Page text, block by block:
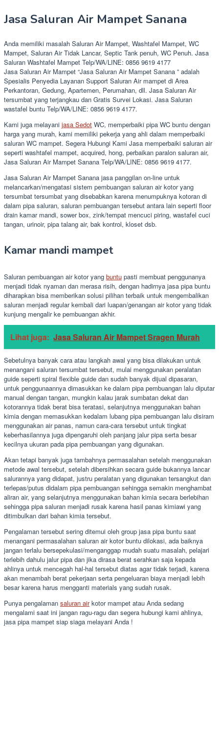
Jasa Saluran Air Mampet Sanana
Anda memiliki masalah Saluran Air Mampet, Washtafel Mampet, WC
Mampet, Saluran Air Tidak Lancar, Septic Tank penuh, WC Penuh. Jasa
Saluran Washtafel Mampet Telp/WA/LINE: 0856 9619 4177
Jasa Saluran Air Mampet “Jasa Saluran Air Mampet Sanana ” adalah
Spesialis Penyedia Layanan Support Saluran Air mampet di Area
Perkantoran, Gedung, Apartemen, Perumahan, dll. Jasa Saluran Air
tersumbat yang terjangkau dan Gratis Survei Lokasi. Jasa Saluran
wastafel buntu Telp/WA/LINE: 0856 9619 4177.
Kami juga melayani jasa Sedot WC, memperbaiki pipa WC buntu dengan
harga yang murah, kami memiliki pekerja yang ahli dalam memperbaiki
saluran WC mampet. Segera Hubungi Kami Jasa memperbaiki saluran air
seperti washtafel mampet, acquired, hong, perbaikan paralon saluran air,
Jasa Saluran Air Mampet Sanana Telp/WA/LINE: 0856 9619 4177.
Jasa Saluran Air Mampet Sanana jasa panggilan on-line untuk
melancarkan/mengatasi sistem pembuangan saluran air kotor yang
tersumbat tersumbat yang disebabkan karena menumpuknya kotoran di
dalam pipa saluran, saluran pembuangan tersebut antara lain seperti floor
drain kamar mandi, sower box, zink/tempat mencuci piring, wastafel cuci
tangan, urinoir, pipa talang air, bak kontrol, kloset dsb.
Kamar mandi mampet
Saluran pembuangan air kotor yang buntu pasti membuat penggunanya
menjadi tidak nyaman dan merasa risih, dengan hadirnya jasa pipa buntu
diharapkan bisa memberikan solusi pilihan terbaik untuk mengembalikan
saluran menjadi regular kembali dari luapan/genangan air kotor yang tidak
kunjung mengalir ke pembuangan akhir.
Lihat juga: Jasa Saluran Air Mampet Sragen Murah
Sebetulnya banyak cara atau langkah awal yang bisa dilakukan untuk
menangani saluran tersumbat tersebut, mulai menggunakan peralatan
guide seperti spiral flexible guide dan sudah banyak dijual dipasaran,
untuk penggunaannya dimasukkan ke dalam pipa pembuangan lalu diputar
manual dengan tangan, mungkin kalau jarak sumbatan dekat dan
kotorannya tidak berat bisa teratasi, selanjutnya menggunakan bahan
kimia dengan memasukkan kedalam lubang pipa pembuangan lalu disiram
menggunakan air panas, namun cara-cara tersebut untuk tingkat
keberhasilannya juga dipengaruhi oleh panjang jalur pipa serta besar
kecilnya ukuran pada pipa pembuangan yang digunakan.
Akan tetapi banyak juga tambahnya permasalahan setelah menggunakan
metode awal tersebut, setelah dibersihkan secara guide bukannya lancar
salurannya yang didapat, justru peralatan yang digunakan tersangkut dan
terlepas/putus didalam pipa pembuangan sehingga semakin menghambat
aliran air, yang selanjutnya menggunakan bahan kimia secara berlebihan
sehingga pipa saluran menjadi rusak karena hasil panas kimiawi yang
ditimbulkan dari bahan kimia tersebut.
Pengalaman tersebut sering ditemui oleh group jasa pipa buntu saat
menangani permasalahan saluran air kotor buntu dilokasi, ada baiknya
jangan terlalu bersepekulasi/menganggap mudah suatu masalah, pelajari
terlebih dahulu jalur pipa dan jika dirasa berat serahkan saja kepada
ahlinya untuk mencegah hal-hal tersebut diatas agar tidak terjadi, karena
akan menambah berat pekerjaan serta pengeluaran biaya menjadi lebih
besar karena harus mengganti materials yang sudah rusak.
Punya pengalaman saluran airkotor mampet atau Anda sedang
mengalami saat ini jangan ragu-ragu dan segera hubungi kami ahlinya,
jasa pipa mampet siap siaga melayani Anda !